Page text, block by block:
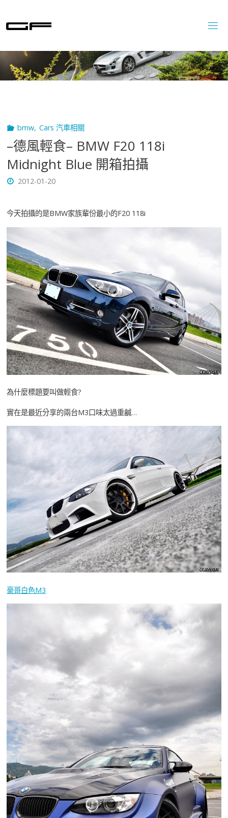
content
bmw, Cars 汽車相關
–德風輕食– BMW F20 118i
Midnight Blue 開箱拍攝
2012-01-20
今天拍攝的是BMW家族輩份最小的F20 118i
為什麼標題要叫做輕食?
實在是最近分享的兩台M3口味太過重鹹…
豪哥白色M3